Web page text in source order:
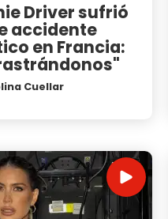
Driver sufrió
accidente
en Francia:
Cuellar